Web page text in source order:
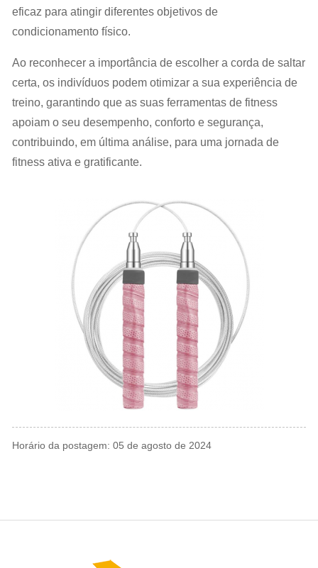
eficaz para atingir diferentes objetivos de
condicionamento físico.
Ao reconhecer a importância de escolher a corda de saltar
certa, os indivíduos podem otimizar a sua experiência de
treino, garantindo que as suas ferramentas de fitness
apoiam o seu desempenho, conforto e segurança,
contribuindo, em última análise, para uma jornada de
fitness ativa e gratificante.
Horário da postagem: 05 de agosto de 2024